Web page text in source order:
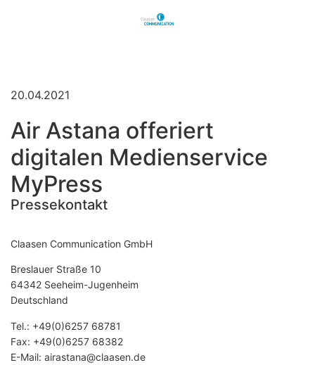
20.04.2021
Air Astana offeriert
digitalen Medienservice
MyPress
Pressekontakt
Claasen Communication GmbH
Breslauer Straße 10
64342 Seeheim-Jugenheim
Deutschland
Tel.: +49(0)6257 68781
Fax: +49(0)6257 68382
E-Mail: airastana@claasen.de